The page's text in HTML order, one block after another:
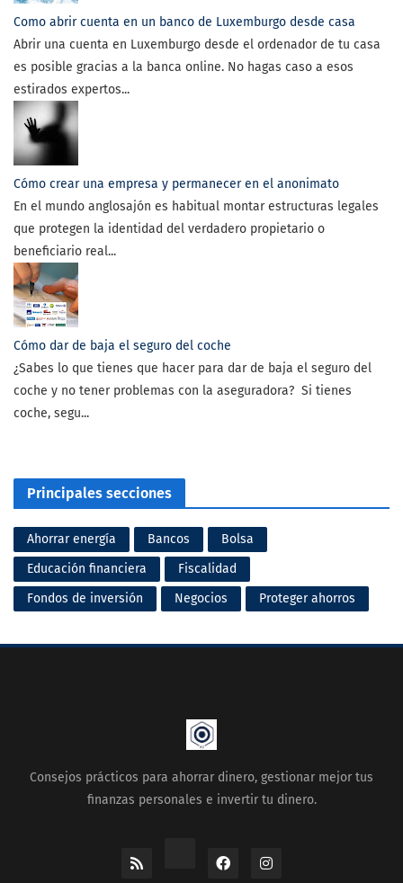
Como abrir cuenta en un banco de Luxemburgo desde casa
Abrir una cuenta en Luxemburgo desde el ordenador de tu casa
es posible gracias a la banca online. No hagas caso a esos
estirados expertos...
Cómo crear una empresa y permanecer en el anonimato
En el mundo anglosajón es habitual montar estructuras legales
que protegen la identidad del verdadero propietario o
beneficiario real...
Cómo dar de baja el seguro del coche
¿Sabes lo que tienes que hacer para dar de baja el seguro del
coche y no tener problemas con la aseguradora? Si tienes
coche, segu...
Principales secciones
Ahorrar energía Bancos
Bolsa
Educación financiera
Fiscalidad
Fondos de inversión
Negocios Proteger ahorros
Consejos prácticos para ahorrar dinero, gestionar mejor tus
finanzas personales e invertir tu dinero.